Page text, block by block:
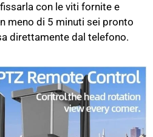
con le viti fornite e
meno di 5 minuti sei pronto
direttamente dal telefono.